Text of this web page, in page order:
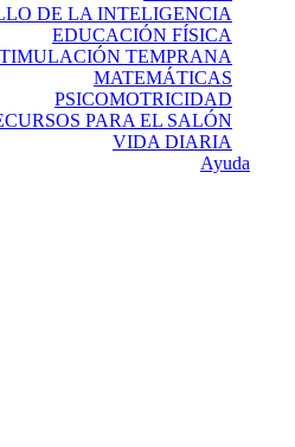
DE LA INTELIGENCIA
EDUCACIÓN FÍSICA
TEMPRANA
MATEMÁTICAS
PSICOMOTRICIDAD
PARA EL SALÓN
VIDA DIARIA
Ayuda